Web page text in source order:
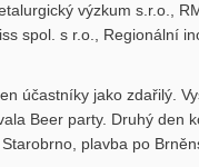
výzkum s.r.o.,
spol. s r.o., Regionální
účastníky jako zdařilý.
Beer party. Druhý den
plavba po